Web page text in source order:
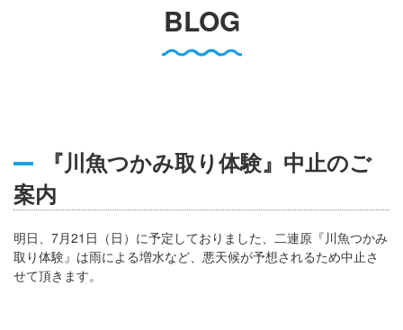
お電話受付時間 9:00〜17:00
BLOG
『川魚つかみ取り体験』中止のご
案内
明日、7月21日（日）に予定しておりました、二連原『川魚つかみ
取り体験』は雨による増水など、悪天候が予想されるため中止さ
せて頂きます。